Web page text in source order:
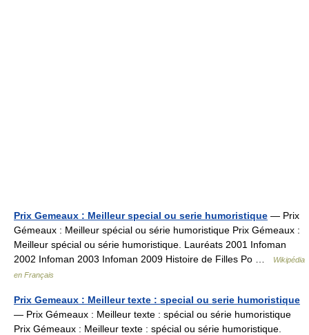
Prix Gemeaux : Meilleur special ou serie humoristique — Prix
Gémeaux : Meilleur spécial ou série humoristique Prix Gémeaux :
Meilleur spécial ou série humoristique. Lauréats 2001 Infoman
2002 Infoman 2003 Infoman 2009 Histoire de Filles Po …
Wikipédia
en Français
Prix Gemeaux : Meilleur texte : special ou serie humoristique
— Prix Gémeaux : Meilleur texte : spécial ou série humoristique
Prix Gémeaux : Meilleur texte : spécial ou série humoristique.